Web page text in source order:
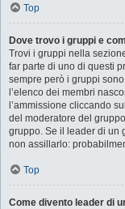
Top
Dove trovo i gruppi e
Trovi i gruppi nella
far parte di uno di questi
sempre però i gruppi sono
l’elenco dei membri
l’ammissione cliccando
del moderatore del
gruppo. Se il leader di un
non assillarlo:
Top
Come divento leader di